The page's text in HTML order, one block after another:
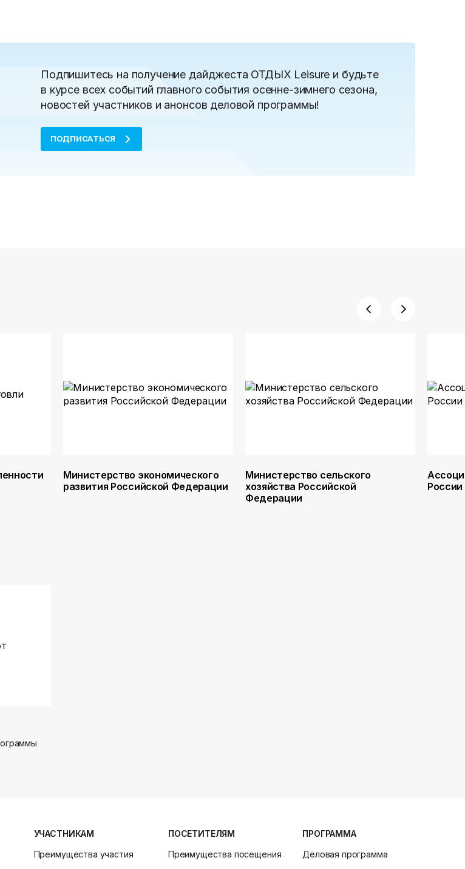
Подпишитесь на получение дайджеста ОТДЫХ Leisure и будьте
в курсе всех событий главного события осенне-зимнего сезона,
новостей участников и анонсов деловой программы!
ПОДПИСАТЬСЯ
Министерство экономического
развития Российской Федерации
Министерство сельского
хозяйства Российской
Федерации
России
УЧАСТНИКАМ
Преимущества участия
ПОСЕТИТЕЛЯМ
Преимущества посещения
ПРОГРАММА
Деловая программа